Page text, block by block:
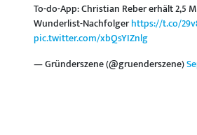
To-do-App: Christian Reber erhält 2,5
Wunderlist-Nachfolgerhttps://t.co/
pic.twitter.com/xbQsYIZnlg
— Gründerszene (@gruenderszene)